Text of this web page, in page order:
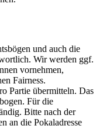
und auch die
Wir werden ggf.
vornehmen,
Fairness.
Partie übermitteln. Das
Für die
Bitte nach der
an die Pokaladresse